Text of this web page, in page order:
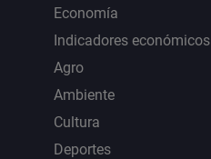
Economía
Indicadores económicos
Agro
Ambiente
Cultura
Deportes